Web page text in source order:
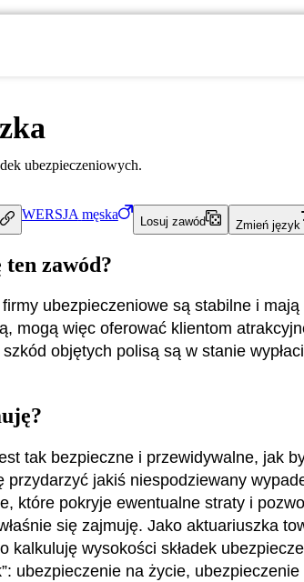
ubezpieczeniowych.
WERSJA męska
Losuj zawód Zmień język
zawód?
ubezpieczeniowe są stabilne i
mogą więc oferować klientom
objętych polisą są w stanie
tak bezpieczne i przewidywalne, jak
przydarzyć jakiś niespodziewany
które pokryje ewentualne straty i
się zajmuję. Jako aktuariuszka
kalkuluję wysokości składek
ubezpieczenie na życie,